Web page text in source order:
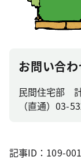
お問い合
民間住宅部
（直通）03-
記事ID：109-